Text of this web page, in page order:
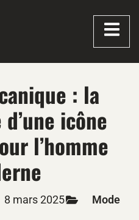
: la
icône
l’homme
8 mars 2025 Mode